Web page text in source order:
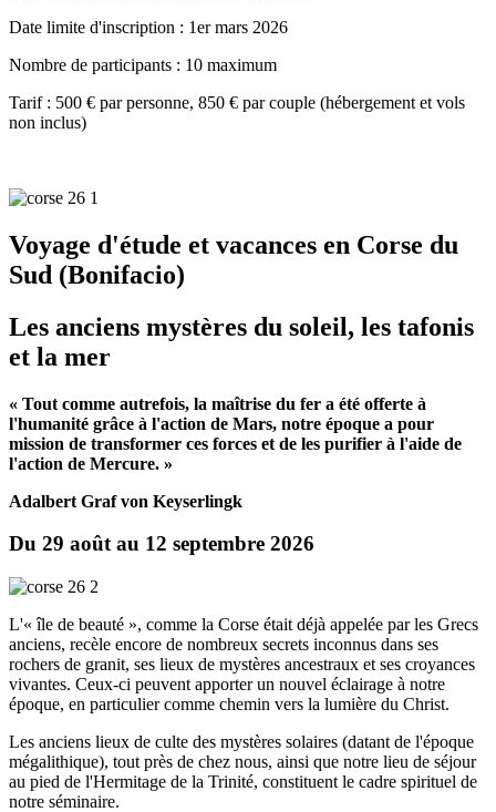
Date limite d'inscription : 1er mars 2026
Nombre de participants : 10 maximum
Tarif : 500 € par personne, 850 € par couple (hébergement et vols
non inclus)
Voyage d'étude et vacances en Corse du
Sud (Bonifacio)
Les anciens mystères du soleil, les tafonis
et la mer
« Tout comme autrefois, la maîtrise du fer a été offerte à
l'humanité grâce à l'action de Mars, notre époque a pour
mission de transformer ces forces et de les purifier à l'aide de
l'action de Mercure. »
Adalbert Graf von Keyserlingk
Du 29 août au 12 septembre 2026
L'« île de beauté », comme la Corse était déjà appelée par les Grecs
anciens, recèle encore de nombreux secrets inconnus dans ses
rochers de granit, ses lieux de mystères ancestraux et ses croyances
vivantes. Ceux-ci peuvent apporter un nouvel éclairage à notre
époque, en particulier comme chemin vers la lumière du Christ.
Les anciens lieux de culte des mystères solaires (datant de l'époque
mégalithique), tout près de chez nous, ainsi que notre lieu de séjour
au pied de l'Hermitage de la Trinité, constituent le cadre spirituel de
notre séminaire.